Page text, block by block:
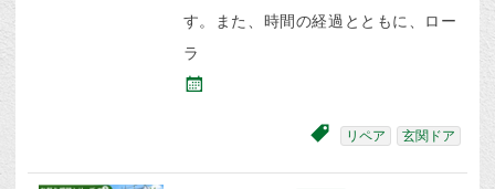
す。また、時間の経過とともに、ロー
ラ
リペア 玄関ドア